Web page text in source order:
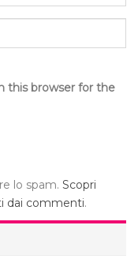
this browser for the
lo spam. Scopri
dai commenti.